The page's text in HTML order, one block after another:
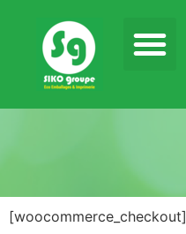
[woocommerce_checkout]